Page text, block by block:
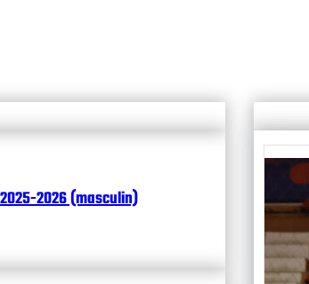
2026 (masculin)